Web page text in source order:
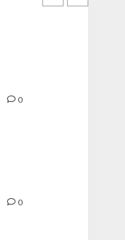
0
0